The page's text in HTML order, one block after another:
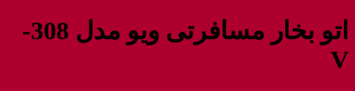
اتو بخار مسافرتی ویو مدل 308-
V